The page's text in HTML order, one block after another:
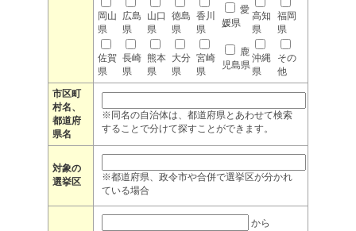
岡山
県
広島
県
山口
県
徳島
県
香川
県
愛
媛県
高知
県
福岡
県
佐賀
県
長崎
県
熊本
県
大分
県
宮崎
県
鹿
児島県
沖縄
県
その
他
市区町
村名、
都道府
県名
※同名の自治体は、都道府県とあわせて検索
することで分けて探すことができます。
対象の
選挙区
※都道府県、政令市や合併で選挙区が分かれ
ている場合
から